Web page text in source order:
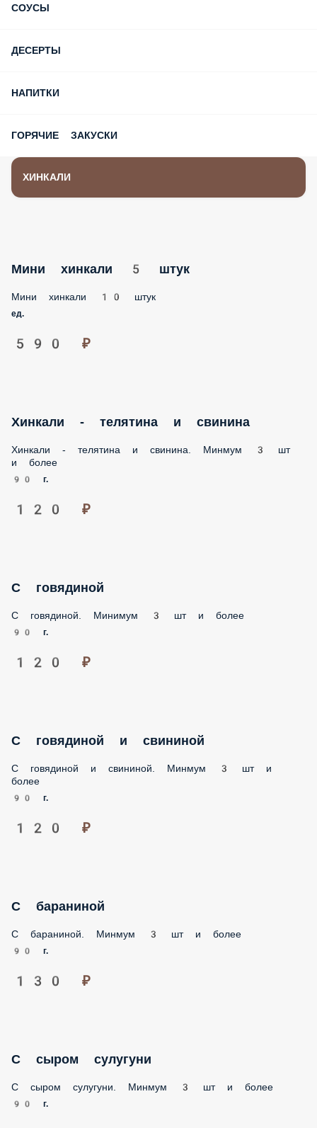
СОУСЫ
ДЕСЕРТЫ
НАПИТКИ
ГОРЯЧИЕ ЗАКУСКИ
ХИНКАЛИ
Мини хинкали 5 штук
Мини хинкали 10 штук
ед.
590 ₽
Хинкали - телятина и свинина
Хинкали - телятина и свинина. Минмум 3 шт
и более
90 г.
120 ₽
С говядиной
С говядиной. Минимум 3 шт и более
90 г.
120 ₽
С говядиной и свининой
С говядиной и свининой. Минмум 3 шт и
более
90 г.
120 ₽
С бараниной
С бараниной. Минмум 3 шт и более
90 г.
130 ₽
С сыром сулугуни
С сыром сулугуни. Минмум 3 шт и более
90 г.